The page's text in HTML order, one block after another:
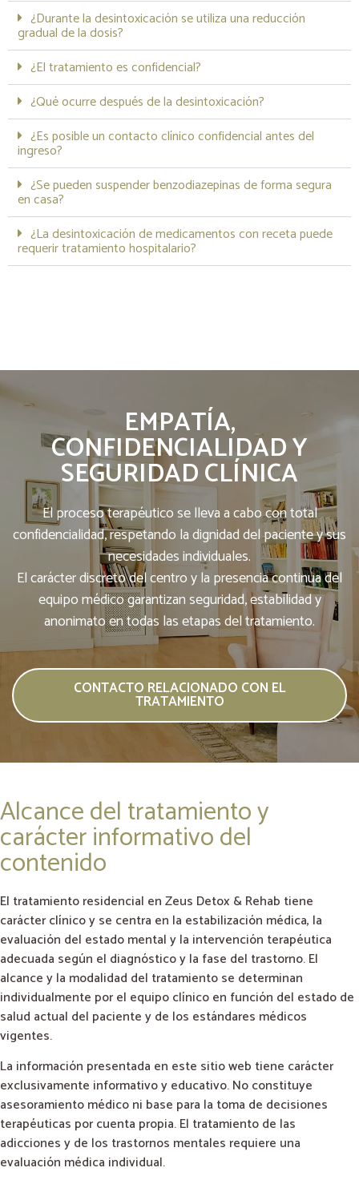
¿Durante la desintoxicación se utiliza una reducción
gradual de la dosis?
¿El tratamiento es confidencial?
¿Qué ocurre después de la desintoxicación?
¿Es posible un contacto clínico confidencial antes del
ingreso?
¿Se pueden suspender benzodiazepinas de forma segura
en casa?
¿La desintoxicación de medicamentos con receta puede
requerir tratamiento hospitalario?
EMPATÍA,
CONFIDENCIALIDAD Y
SEGURIDAD CLÍNICA
El proceso terapéutico se lleva a cabo con total
confidencialidad, respetando la dignidad del paciente y sus
necesidades individuales.
El carácter discreto del centro y la presencia continua del
equipo médico garantizan seguridad, estabilidad y
anonimato en todas las etapas del tratamiento.
CONTACTO RELACIONADO CON EL
TRATAMIENTO
Alcance del tratamiento y
carácter informativo del
contenido
El tratamiento residencial en Zeus Detox & Rehab tiene
carácter clínico y se centra en la estabilización médica, la
evaluación del estado mental y la intervención terapéutica
adecuada según el diagnóstico y la fase del trastorno. El
alcance y la modalidad del tratamiento se determinan
individualmente por el equipo clínico en función del estado de
salud actual del paciente y de los estándares médicos
vigentes.
La información presentada en este sitio web tiene carácter
exclusivamente informativo y educativo. No constituye
asesoramiento médico ni base para la toma de decisiones
terapéuticas por cuenta propia. El tratamiento de las
adicciones y de los trastornos mentales requiere una
evaluación médica individual.